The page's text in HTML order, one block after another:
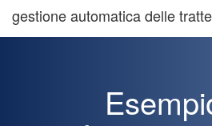
gestione automatica delle